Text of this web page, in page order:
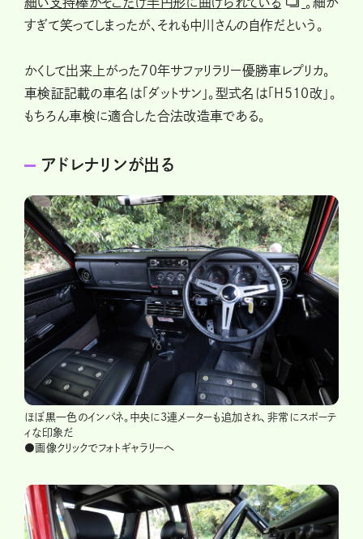
すぎて笑ってしまったが、それも中川さんの自作だという。
かくして出来上がった70年サファリラリー優勝車レプリカ。
車検証記載の車名は「ダットサン」。型式名は「H510改」。
もちろん車検に適合した合法改造車である。
アドレナリンが出る
ほぼ黒一色のインパネ。中央に3連メーターも追加され、非常にスポーテ
ィな印象だ
●画像クリックでフォトギャラリーへ